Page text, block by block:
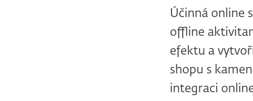
Účinná online
offline
efektu a
shopu s
integraci